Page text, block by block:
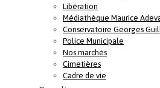
Libération
Médiathèque Maurice
Conservatoire Georges
Police Municipale
Nos marchés
Cimetières
Cadre de vie